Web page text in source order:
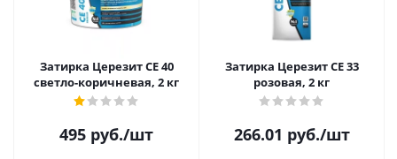
Затирка Церезит CE 40
светло-коричневая, 2 кг
495 руб./шт
Затирка Церезит CE 33
розовая, 2 кг
266.01 руб./шт